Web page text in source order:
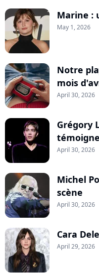
Marine :
May 1, 2026
Notre
mois
April 30, 2026
Grégory
April 30, 2026
Michel
scène
April 30, 2026
Cara
April 29, 2026